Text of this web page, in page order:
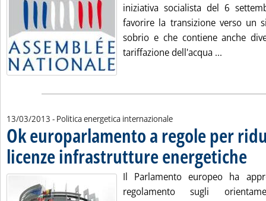
iniziativa socialista del 6
favorire la transizione verso un
sobrio e che contiene anche
tariffazione dell'acqua ...
13/03/2013 - Politica energetica internazionale
Ok europarlamento a regole per
licenze infrastrutture energetiche
Il Parlamento europeo ha
regolamento sugli